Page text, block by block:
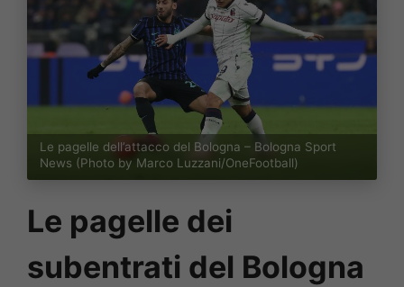
Le pagelle dell’attacco del Bologna – Bologna Sport
News (Photo by Marco Luzzani/OneFootball)
Le pagelle dei
subentrati del Bologna